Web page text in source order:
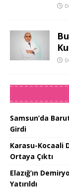
Samsun’da
Girdi
Karasu-Kocaali
Ortaya Çıktı
Elazığ’ın
Yatırıldı